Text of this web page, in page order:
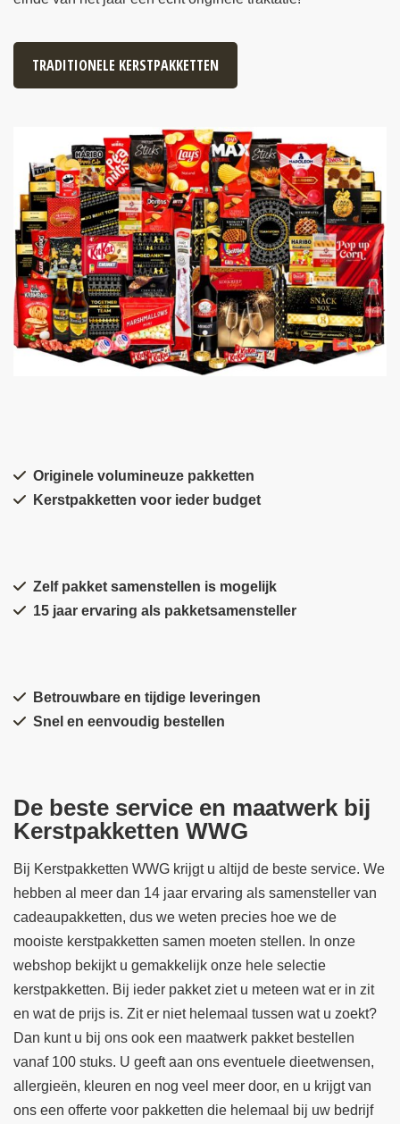
TRADITIONELE KERSTPAKKETTEN
Originele volumineuze pakketten
Kerstpakketten voor ieder budget
Zelf pakket samenstellen is mogelijk
15 jaar ervaring als pakketsamensteller
Betrouwbare en tijdige leveringen
Snel en eenvoudig bestellen
De beste service en maatwerk bij
Kerstpakketten WWG
Bij Kerstpakketten WWG krijgt u altijd de beste service. We
hebben al meer dan 14 jaar ervaring als samensteller van
cadeaupakketten, dus we weten precies hoe we de
mooiste kerstpakketten samen moeten stellen. In onze
webshop bekijkt u gemakkelijk onze hele selectie
kerstpakketten. Bij ieder pakket ziet u meteen wat er in zit
en wat de prijs is. Zit er niet helemaal tussen wat u zoekt?
Dan kunt u bij ons ook een maatwerk pakket bestellen
vanaf 100 stuks. U geeft aan ons eventuele dieetwensen,
allergieën, kleuren en nog veel meer door, en u krijgt van
ons een offerte voor pakketten die helemaal bij uw bedrijf